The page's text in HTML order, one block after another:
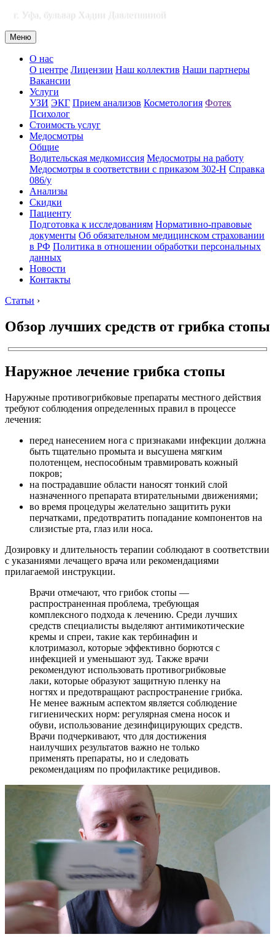
г. Уфа, бульвар Хадии Давлетшиной
Меню
О нас
О центре Лицензии Наш коллектив Наши партнеры
Вакансии
Услуги
УЗИ ЭКГ Прием анализов Косметология Фотек
Психолог
Стоимость услуг
Медосмотры
Общие
Водительская медкомиссия Медосмотры на работу
Медосмотры в соответствии с приказом 302-Н Справка
086/у
Анализы
Скидки
Пациенту
Подготовка к исследованиям Нормативно-правовые
документы Об обязательном медицинском страховании
в РФ Политика в отношении обработки персональных
данных
Новости
Контакты
Статьи ›
Обзор лучших средств от грибка стопы
Наружное лечение грибка стопы
Наружные противогрибковые препараты местного действия
требуют соблюдения определенных правил в процессе
лечения:
перед нанесением нога с признаками инфекции должна
быть тщательно промыта и высушена мягким
полотенцем, неспособным травмировать кожный
покров;
на пострадавшие области наносят тонкий слой
назначенного препарата втирательными движениями;
во время процедуры желательно защитить руки
перчатками, предотвратить попадание компонентов на
слизистые рта, глаз или носа.
Дозировку и длительность терапии соблюдают в соответствии
с указаниями лечащего врача или рекомендациями
прилагаемой инструкции.
Врачи отмечают, что грибок стопы —
распространенная проблема, требующая
комплексного подхода к лечению. Среди лучших
средств специалисты выделяют антимикотические
кремы и спреи, такие как тербинафин и
клотримазол, которые эффективно борются с
инфекцией и уменьшают зуд. Также врачи
рекомендуют использовать противогрибковые
лаки, которые образуют защитную пленку на
ногтях и предотвращают распространение грибка.
Не менее важным аспектом является соблюдение
гигиенических норм: регулярная смена носок и
обуви, использование дезинфицирующих средств.
Врачи подчеркивают, что для достижения
наилучших результатов важно не только
применять препараты, но и следовать
рекомендациям по профилактике рецидивов.